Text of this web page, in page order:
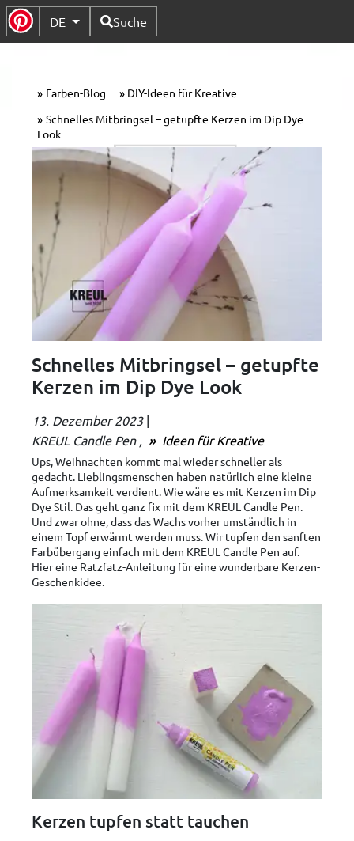
Untermenü Umschalten
DE Verfügbare Sprachen
Suche
Farben-Blog
DIY-Ideen für Kreative
Schnelles Mitbringsel – getupfte Kerzen im Dip Dye
Look
Schnelles Mitbringsel – getupfte
Kerzen im Dip Dye Look
13. Dezember 2023 |
KREUL Candle Pen
Ideen für Kreative
Ups, Weihnachten kommt mal wieder schneller als
gedacht. Lieblingsmenschen haben natürlich eine kleine
Aufmerksamkeit verdient. Wie wäre es mit Kerzen im Dip
Dye Stil. Das geht ganz fix mit dem KREUL Candle Pen.
Und zwar ohne, dass das Wachs vorher umständlich in
einem Topf erwärmt werden muss. Wir tupfen den sanften
Farbübergang einfach mit dem KREUL Candle Pen auf.
Hier eine Ratzfatz-Anleitung für eine wunderbare Kerzen-
Geschenkidee.
Kerzen tupfen statt tauchen